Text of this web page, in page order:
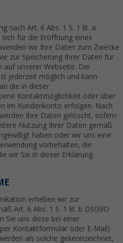
nach Art. 6 Abs. 1 S. 1 lit. a
sich für die Eröffnung eines
wir Ihre Daten zum Zwecke
zur Speicherung Ihrer Daten für
unserer Webseite. Die
jederzeit möglich und kann
die in dieser
Kontaktmöglichkeit oder über
im Kundenkonto erfolgen. Nach
Ihre Daten gelöscht, sofern
Nutzung Ihrer Daten gemäß
haben oder wir uns eine
vorbehalten, die
wir Sie in dieser Erklärung
erheben wir zur
Art. 6 Abs. 1 S. 1 lit. b DSGVO
Sie uns diese bei einer
Kontaktformular oder E-Mail)
als solche gekennzeichnet,